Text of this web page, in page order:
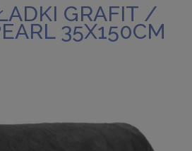
GRAFIT /
35X150CM